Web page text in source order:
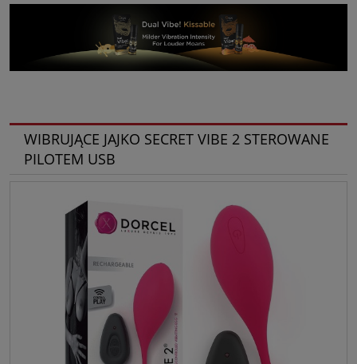
WIBRUJĄCE JAJKO SECRET VIBE 2 STEROWANE
PILOTEM USB